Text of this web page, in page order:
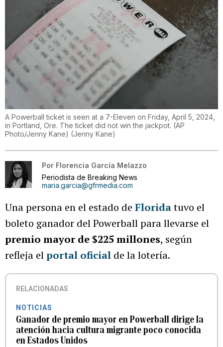
A Powerball ticket is seen at a 7-Eleven on Friday, April 5, 2024,
in Portland, Ore. The ticket did not win the jackpot. (AP
Photo/Jenny Kane) (Jenny Kane)
Por Florencia García Melazzo
Periodista de Breaking News
maria.garcia@gfrmedia.com
Una persona en el estado de Floridatuvo el
boleto ganador del Powerball para llevarse el
premio mayor de $225 millones, según
refleja elportal oficial de la lotería.
RELACIONADAS
NOTICIAS
Ganador de premio mayor en Powerball dirige la
atención hacia cultura migrante poco conocida
en Estados Unidos